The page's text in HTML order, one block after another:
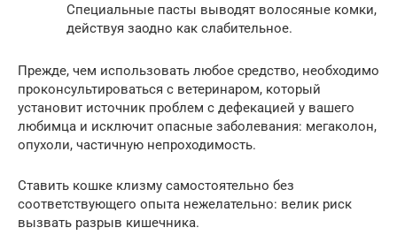
Специальные пасты выводят волосяные комки,
действуя заодно как слабительное.
Прежде, чем использовать любое средство, необходимо
проконсультироваться с ветеринаром, который
установит источник проблем с дефекацией у вашего
любимца и исключит опасные заболевания: мегаколон,
опухоли, частичную непроходимость.
Ставить кошке клизму самостоятельно без
соответствующего опыта нежелательно: велик риск
вызвать разрыв кишечника.